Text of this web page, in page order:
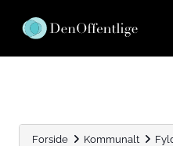
Forside Kommunalt